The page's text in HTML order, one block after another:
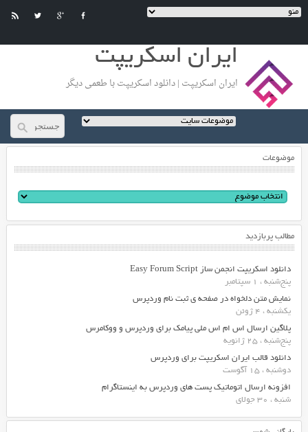
ایران اسکریپت
ایران اسکریپت | دانلود اسکریپت با طعمی دیگر
موضوعات
مطالب پربازدید
دانلود اسکریپت انجمن ساز Easy Forum Script
پنج‌شنبه ، 1 سپتامبر
نمایش متن دلخواه در صفحه ی ثبت نام وردپرس
یکشنبه ، 4 ژوئن
پلاگین ارسال اس ام اس ملی پیامک برای وردپرس و ووکامرس
پنج‌شنبه ، 25 ژانویه
دانلود قالب ایران اسکریپت برای وردپرس
دوشنبه ، 15 آگوست
افزونه ارسال اتوماتیک پست های وردپرس به اینستاگرام
شنبه ، 30 جولای